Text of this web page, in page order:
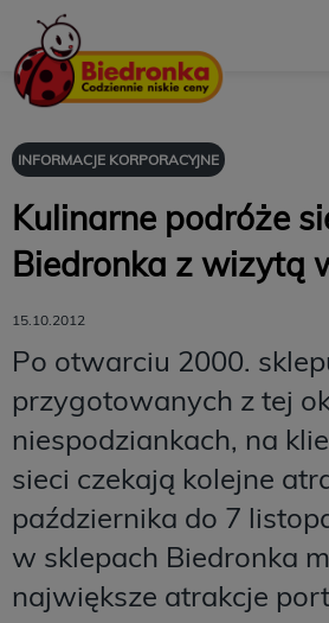
INFORMACJE KORPORACYJNE
Kulinarne podróże
Biedronka z wizytą
15.10.2012
Po otwarciu 2000.
przygotowanych z tej
niespodziankach, na
sieci czekają kolejne
października do 7
w sklepach Biedronka
największe atrakcje